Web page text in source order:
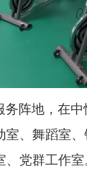
务阵地，在
室、舞蹈室
、党群工作